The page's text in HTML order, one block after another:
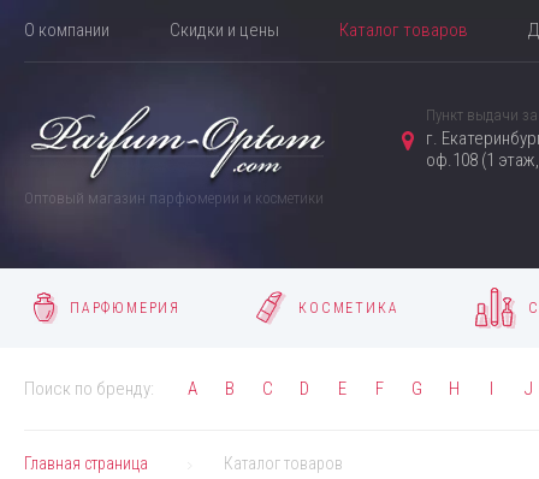
О компании Скидки и цены Каталог товаров
Оптовый магазин парфюмерии и косметики
Пункт выдачи
г.
оф.108 (1
ПАРФЮМЕРИЯ КОСМЕТИКА
Поиск по бренду: A B C D E F G H I J
Главная страница Каталог товаров